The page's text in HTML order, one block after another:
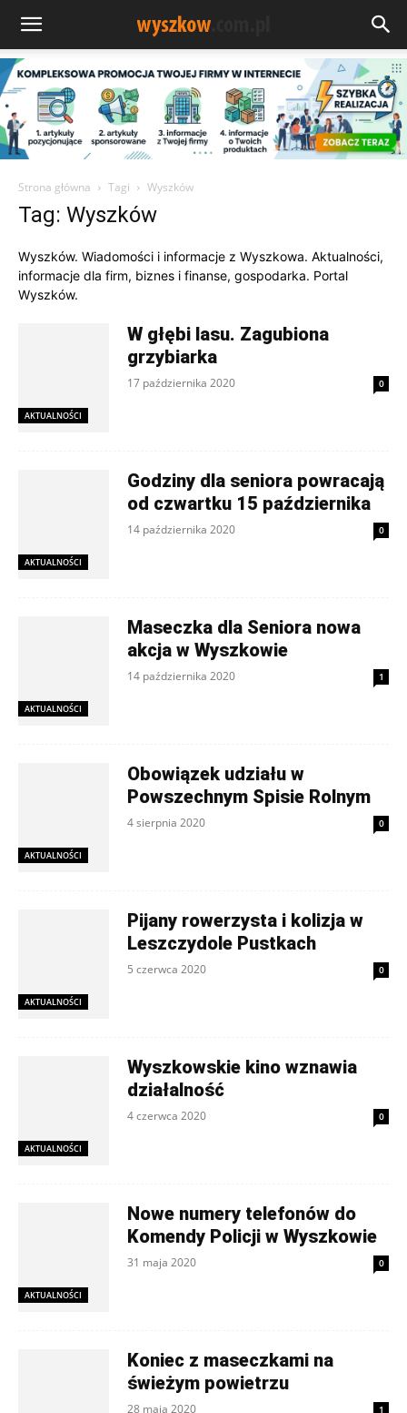
Strona główna Tagi Wyszków
Tag: Wyszków
Wyszków. Wiadomości i informacje z Wyszkowa. Aktualności,
informacje dla firm, biznes i finanse, gospodarka. Portal
Wyszków.
AKTUALNOŚCI
W głębi lasu. Zagubiona
grzybiarka
17 października 2020 0
AKTUALNOŚCI
Godziny dla seniora powracają
od czwartku 15 października
14 października 2020 0
AKTUALNOŚCI
Maseczka dla Seniora nowa
akcja w Wyszkowie
14 października 2020 1
AKTUALNOŚCI
Obowiązek udziału w
Powszechnym Spisie Rolnym
4 sierpnia 2020 0
AKTUALNOŚCI
Pijany rowerzysta i kolizja w
Leszczydole Pustkach
5 czerwca 2020 0
AKTUALNOŚCI
Wyszkowskie kino wznawia
działalność
4 czerwca 2020 0
AKTUALNOŚCI
Nowe numery telefonów do
Komendy Policji w Wyszkowie
31 maja 2020 0
Koniec z maseczkami na
świeżym powietrzu
28 maja 2020 1